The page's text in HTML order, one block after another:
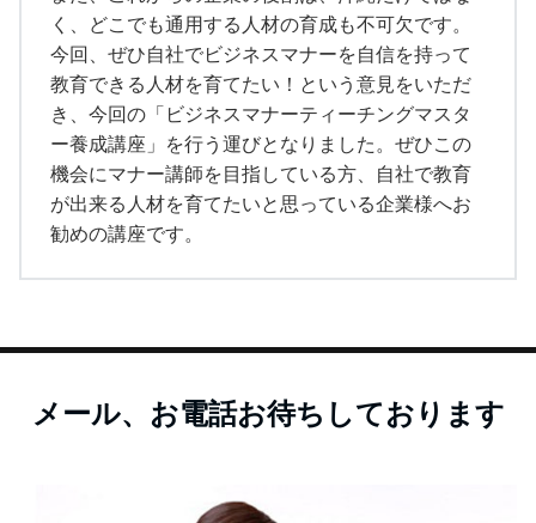
く、どこでも通用する人材の育成も不可欠です。
今回、ぜひ自社でビジネスマナーを自信を持って
教育できる人材を育てたい！という意見をいただ
き、今回の「ビジネスマナーティーチングマスタ
ー養成講座」を行う運びとなりました。ぜひこの
機会にマナー講師を目指している方、自社で教育
が出来る人材を育てたいと思っている企業様へお
勧めの講座です。
メール、お電話お待ちしております